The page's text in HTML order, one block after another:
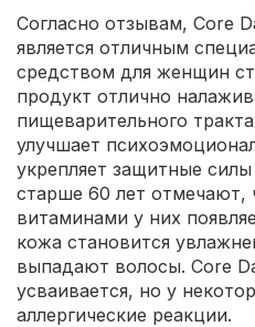
Согласно отзывам, Core
является отличным
средством для женщин
продукт отлично
пищеварительного
улучшает
укрепляет защитные
старше 60 лет отмечают,
витаминами у них
кожа становится
выпадают волосы. Core
усваивается, но у
аллергические реакции.